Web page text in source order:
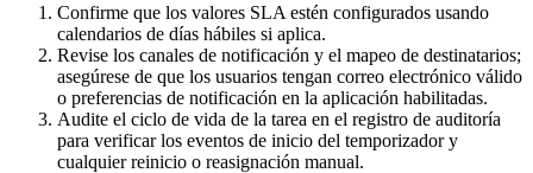
Confirme que los valores SLA estén configurados usando
calendarios de días hábiles si aplica.
Revise los canales de notificación y el mapeo de destinatarios;
asegúrese de que los usuarios tengan correo electrónico válido
o preferencias de notificación en la aplicación habilitadas.
Audite el ciclo de vida de la tarea en el registro de auditoría
para verificar los eventos de inicio del temporizador y
cualquier reinicio o reasignación manual.